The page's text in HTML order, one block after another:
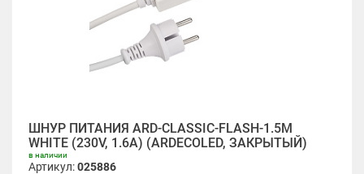
ШНУР ПИТАНИЯ ARD-CLASSIC-FLASH-1.5M
WHITE (230V, 1.6A) (ARDECOLED, ЗАКРЫТЫЙ)
в наличии
Артикул:025886